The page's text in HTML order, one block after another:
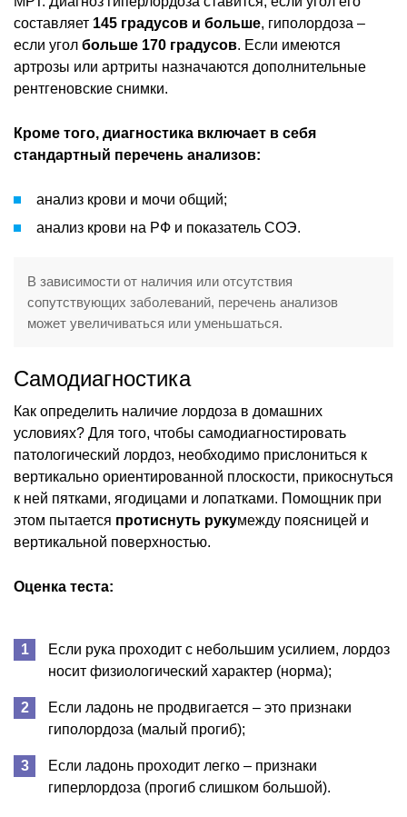
составляет 145 градусов и больше, гиполордоза –
если угол больше 170 градусов. Если имеются
артрозы или артриты назначаются дополнительные
рентгеновские снимки.
Кроме того, диагностика включает в себя
стандартный перечень анализов:
анализ крови и мочи общий;
анализ крови на РФ и показатель СОЭ.
В зависимости от наличия или отсутствия
сопутствующих заболеваний, перечень анализов
может увеличиваться или уменьшаться.
Самодиагностика
Как определить наличие лордоза в домашних
условиях? Для того, чтобы самодиагностировать
патологический лордоз, необходимо прислониться к
вертикально ориентированной плоскости, прикоснуться
к ней пятками, ягодицами и лопатками. Помощник при
этом пытается протиснуть рукумежду поясницей и
вертикальной поверхностью.
Оценка теста:
Если рука проходит с небольшим усилием, лордоз
носит физиологический характер (норма);
Если ладонь не продвигается – это признаки
гиполордоза (малый прогиб);
Если ладонь проходит легко – признаки
гиперлордоза (прогиб слишком большой).